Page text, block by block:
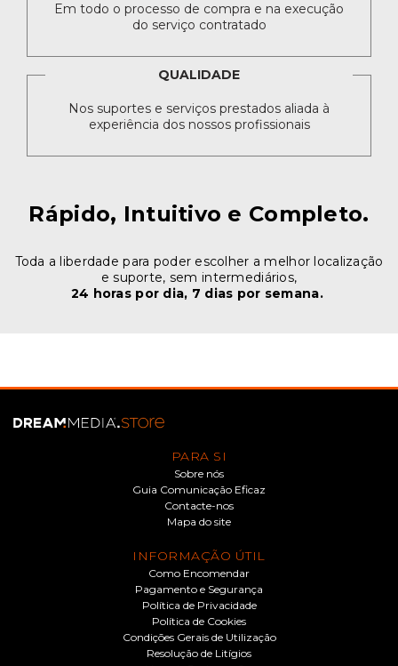
Em todo o processo de compra e na execução
do serviço contratado
QUALIDADE
Nos suportes e serviços prestados aliada à
experiência dos nossos profissionais
Rápido, Intuitivo e Completo.
Toda a liberdade para poder escolher a melhor localização
e suporte, sem intermediários,
24 horas por dia, 7 dias por semana.
PARA SI
Sobre nós
Guia Comunicação Eficaz
Contacte-nos
Mapa do site
INFORMAÇÃO ÚTIL
Como Encomendar
Pagamento e Segurança
Política de Privacidade
Política de Cookies
Condições Gerais de Utilização
Resolução de Litígios